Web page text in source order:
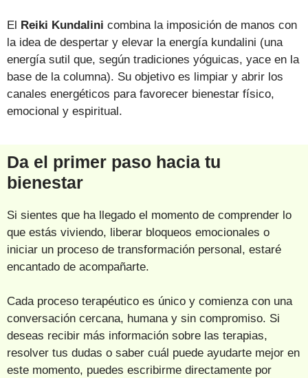
El Reiki Kundalini combina la imposición de manos con
la idea de despertar y elevar la energía kundalini (una
energía sutil que, según tradiciones yóguicas, yace en la
base de la columna). Su objetivo es limpiar y abrir los
canales energéticos para favorecer bienestar físico,
emocional y espiritual.
Da el primer paso hacia tu
bienestar
Si sientes que ha llegado el momento de comprender lo
que estás viviendo, liberar bloqueos emocionales o
iniciar un proceso de transformación personal, estaré
encantado de acompañarte.
Cada proceso terapéutico es único y comienza con una
conversación cercana, humana y sin compromiso. Si
deseas recibir más información sobre las terapias,
resolver tus dudas o saber cuál puede ayudarte mejor en
este momento, puedes escribirme directamente por